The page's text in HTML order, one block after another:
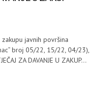
javnih površina
broj 05/22, 15/22, 04/23),
ZA DAVANJE U ZAKUP...